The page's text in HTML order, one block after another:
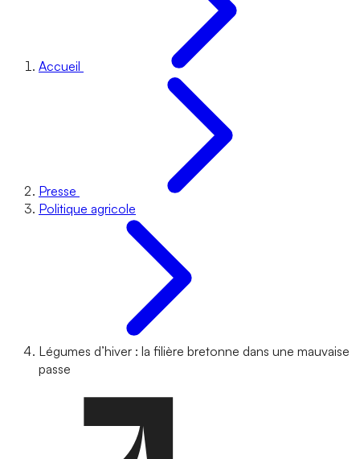
Accueil
Presse
Politique agricole
Légumes d’hiver : la filière bretonne dans une mauvaise
passe